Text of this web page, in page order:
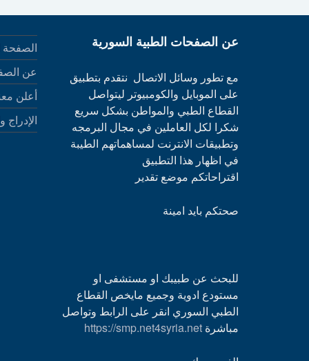
عن الصفحات الطبية السورية
مع تطور وسائل الاتصال نتقدم بتطبيق
على الموبايل والكومبيوتر ليتواصل
القطاع الطبي والمواطن بشكل سريع
شكرا لكل العاملين في مجال البرمجه
وتطبيقات الانترنت لمساهماتهم الطيبة
في اظهار هذا التطبيق
اقتراحاتكم موضع تقدير
صحتكم بايد امينة
للبحث عن طبيبك او مستشفى او
مستودع ادوية وجميع مايخص القطاع
الطبي السوري انقر على الرابط وتواصل
مباشرة https://smp.net4syria.net
الصفحة
عن
أعلن
الإدراج